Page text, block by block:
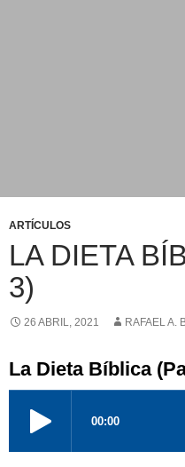
ARTÍCULOS
LA DIETA
3)
26 ABRIL, 2021 RAFAEL A.
La Dieta Bíblica